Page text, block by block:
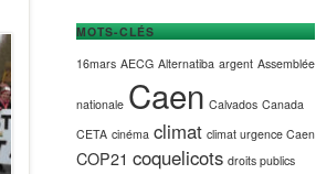
MOTS-CLÉS
16mars AECG Alternatiba argent Assemblée
nationale Caen Calvados Canada
CETA cinéma climat climat urgence Caen
COP21 coquelicots droits publics